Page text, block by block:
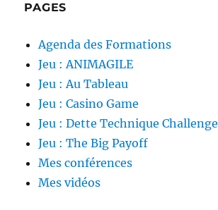
PAGES
Agenda des Formations
Jeu : ANIMAGILE
Jeu : Au Tableau
Jeu : Casino Game
Jeu : Dette Technique Challenge
Jeu : The Big Payoff
Mes conférences
Mes vidéos